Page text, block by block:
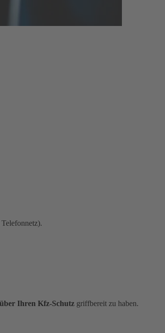
Ihren Kfz-Schutz griffbereit zu haben.